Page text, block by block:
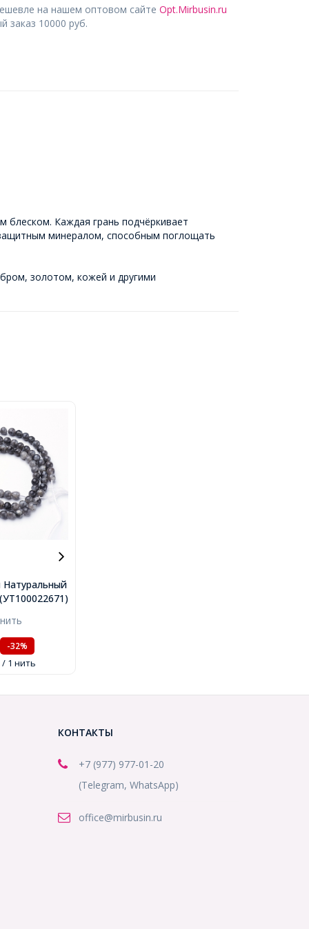
на нашем оптовом сайте Opt.Mirbusin.ru
заказ 10000 руб.
блеском. Каждая грань подчёркивает
минералом, способным поглощать
золотом, кожей и другими
около
-32%
/ 1 нить
КОНТАКТЫ
+7 (977) 977-01-20
(Telegram, WhatsApp)
office@mirbusin.ru